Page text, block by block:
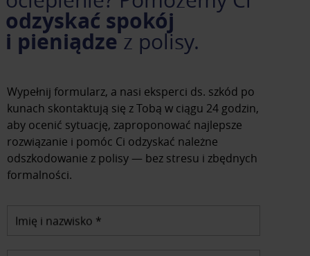
odzyskać spokój
i pieniądzez polisy.
Wypełnij formularz, a nasi eksperci ds. szkód po
kunach skontaktują się z Tobą w ciągu 24 godzin,
aby ocenić sytuację, zaproponować najlepsze
rozwiązanie i pomóc Ci odzyskać należne
odszkodowanie z polisy — bez stresu i zbędnych
formalności.
Imię i nazwisko *